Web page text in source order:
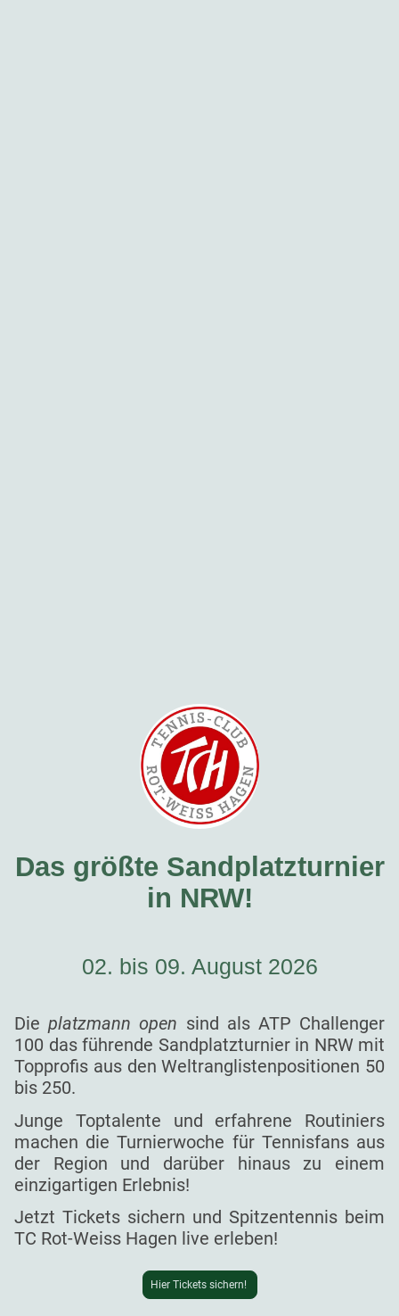
Das größte Sandplatzturnier
in NRW!
02. bis 09. August 2026
Dieplatzmann open sind als ATP Challenger
100 das führende Sandplatzturnier in NRW mit
Topprofis aus den Weltranglistenpositionen 50
bis 250.
Junge Toptalente und erfahrene Routiniers
machen die Turnierwoche für Tennisfans aus
der Region und darüber hinaus zu einem
einzigartigen Erlebnis!
Jetzt Tickets sichern und Spitzentennis beim
TC Rot-Weiss Hagen live erleben!
Hier Tickets sichern!